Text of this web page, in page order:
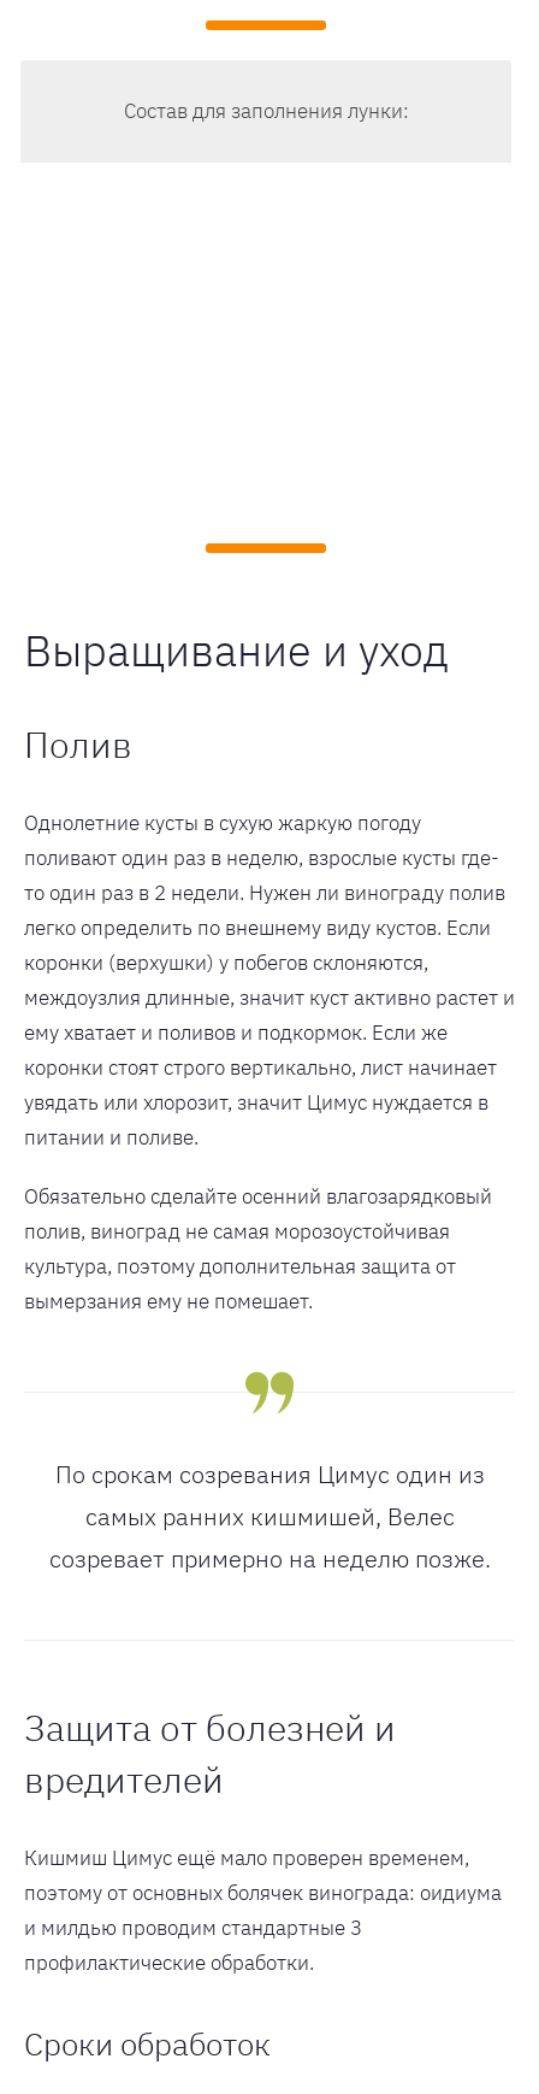
Состав для заполнения лунки:
Выращивание и уход
Полив
Однолетние кусты в сухую жаркую погоду
поливают один раз в неделю, взрослые кусты где-
то один раз в 2 недели. Нужен ли винограду полив
легко определить по внешнему виду кустов. Если
коронки (верхушки) у побегов склоняются,
междоузлия длинные, значит куст активно растет и
ему хватает и поливов и подкормок. Если же
коронки стоят строго вертикально, лист начинает
увядать или хлорозит, значит Цимус нуждается в
питании и поливе.
Обязательно сделайте осенний влагозарядковый
полив, виноград не самая морозоустойчивая
культура, поэтому дополнительная защита от
вымерзания ему не помешает.
По срокам созревания Цимус один из
самых ранних кишмишей, Велес
созревает примерно на неделю позже.
Защита от болезней и
вредителей
Кишмиш Цимус ещё мало проверен временем,
поэтому от основных болячек винограда: оидиума
и милдью проводим стандартные 3
профилактические обработки.
Сроки обработок